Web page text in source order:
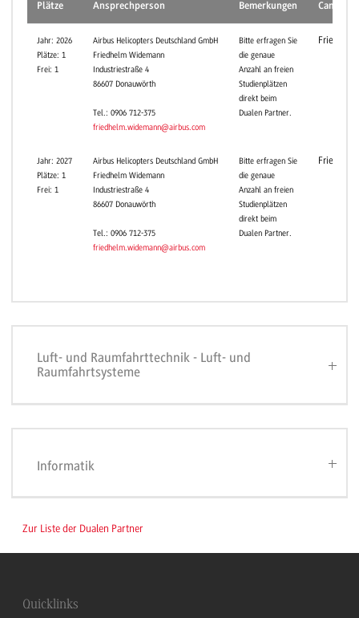
Plätze Ansprechperson Bemerkungen Campus
Jahr: 2026
Plätze: 1
Frei: 1
Airbus Helicopters Deutschland GmbH
Friedhelm Widemann
Industriestraße 4
86607 Donauwörth
Tel.: 0906 712-375
friedhelm.widemann@airbus.com
Bitte erfragen Sie
die genaue
Anzahl an freien
Studienplätzen
direkt beim
Dualen Partner.
Jahr: 2027
Plätze: 1
Frei: 1
Airbus Helicopters Deutschland GmbH
Friedhelm Widemann
Industriestraße 4
86607 Donauwörth
Tel.: 0906 712-375
friedhelm.widemann@airbus.com
Bitte erfragen Sie
die genaue
Anzahl an freien
Studienplätzen
direkt beim
Dualen Partner.
Luft- und Raumfahrttechnik - Luft- und
Raumfahrtsysteme
Informatik
Zur Liste der Dualen Partner
Quicklinks